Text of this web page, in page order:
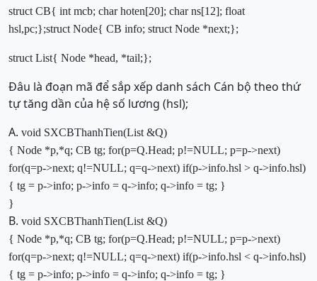
struct CB{ int mcb; charhoten[20]; charns[12]; float
hsl,pc;};struct Node{ CB info; struct Node *next;};
struct List{ Node *head, *tail;};
Đâu là đoạn mã để sắp xếp danh sách Cán bộ theo thứ
tự tăng dần của hệ số lương (hsl);
A. void SXCBThanhTien(List &Q)
{ Node *p,*q; CB tg; for(p=Q.Head; p!=NULL; p=p->next)
for(q=p->next; q!=NULL; q=q->next) if(p->info.hsl > q->info.hsl)
{ tg = p->info; p->info = q->info; q->info = tg; }
}
B. void SXCBThanhTien(List &Q)
{ Node *p,*q; CB tg; for(p=Q.Head; p!=NULL; p=p->next)
for(q=p->next; q!=NULL; q=q->next) if(p->info.hsl < q->info.hsl)
{ tg = p->info; p->info = q->info; q->info = tg; }